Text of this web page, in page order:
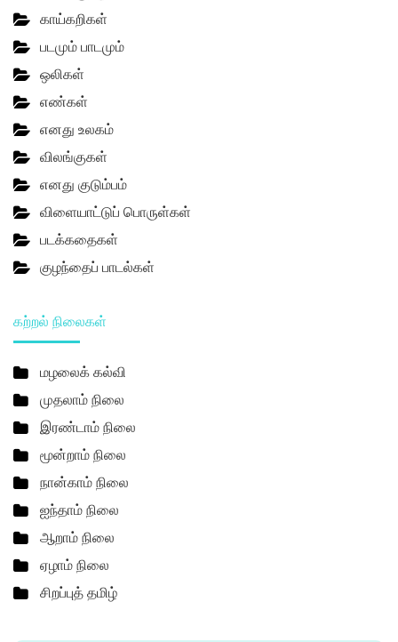
காய்கறிகள்
படமும் பாடமும்
ஒலிகள்
எண்கள்
எனது உலகம்
விலங்குகள்
எனது குடும்பம்
விளையாட்டுப் பொருள்கள்
படக்கதைகள்
குழந்தைப் பாடல்கள்
கற்றல் நிலைகள்
மழலைக் கல்வி
முதலாம் நிலை
இரண்டாம் நிலை
மூன்றாம் நிலை
நான்காம் நிலை
ஐந்தாம் நிலை
ஆறாம் நிலை
ஏழாம் நிலை
சிறப்புத் தமிழ்